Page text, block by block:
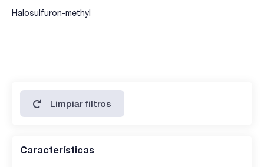
Halosulfuron-methyl
Limpiar filtros
Características